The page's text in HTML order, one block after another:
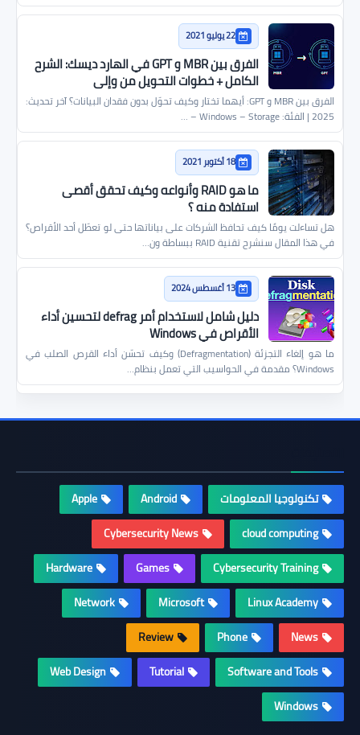
22 يوليو 2021
الفرق بين MBR و GPT في الهارد ديسك: الشرح
الكامل + خطوات التحويل من وإلى
الفرق بين MBR و GPT: أيهما تختار وكيف تحوّل بدون فقدان البيانات؟ آخر تحديث:
2025 | الفئة: Windows – Storage – …
18 أكتوبر 2021
ما هو RAID وأنواعه وكيف تحقق أقصى
استفادة منه ؟
هل تساءلت يومًا كيف تحافظ الشركات على بياناتها حتى لو تعطّل أحد الأقراص؟
في هذا المقال سنشرح تقنية RAID ببساطة ون…
13 أغسطس 2024
دليل شامل لاستخدام أمر defrag لتحسين أداء
الأقراص في Windows
ما هو إلغاء التجزئة (Defragmentation) وكيف تحسّن أداء القرص الصلب في
Windows؟ مقدمة في الحواسيب التي تعمل بنظام…
تكنولوجيا المعلومات Android
Apple
cloud computing
Cybersecurity News
Cybersecurity Training
Games
Hardware
Linux Academy
Microsoft
Network
News
Phone
Review
Software and Tools
Tutorial
Web Design
Windows